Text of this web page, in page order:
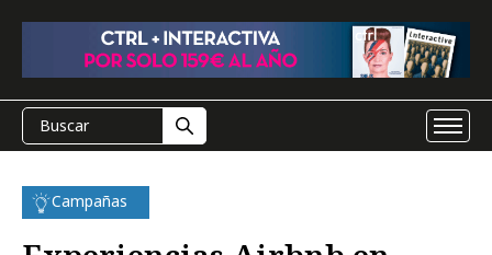
Campañas